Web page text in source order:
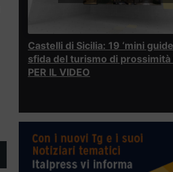
Castelli di Sicilia: 19 ‘mini
sfida del turismo di prossimità
PER IL VIDEO